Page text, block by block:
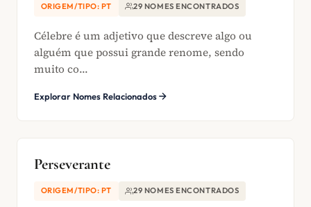
ORIGEM/TIPO: PT 29 NOMES ENCONTRADOS
Célebre é um adjetivo que descreve algo ou
alguém que possui grande renome, sendo
muito co...
Explorar Nomes Relacionados
Perseverante
ORIGEM/TIPO: PT 29 NOMES ENCONTRADOS